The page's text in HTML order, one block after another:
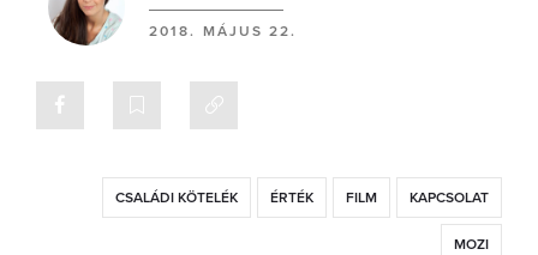
2018. MÁJUS 22.
CSALÁDI KÖTELÉK ÉRTÉK FILM KAPCSOLAT
MOZI